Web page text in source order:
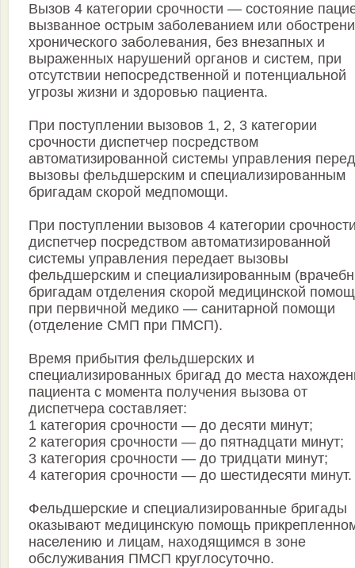
Вызов 4 категории срочности — состояние
вызванное острым заболеванием или
хронического заболевания, без внезапных и
выраженных нарушений органов и систем, при
отсутствии непосредственной и потенциальной
угрозы жизни и здоровью пациента.
При поступлении вызовов 1, 2, 3 категории
срочности диспетчер посредством
автоматизированной системы управления
вызовы фельдшерским и специализированным
бригадам скорой медпомощи.
При поступлении вызовов 4 категории
диспетчер посредством автоматизированной
системы управления передает вызовы
фельдшерским и специализированным
бригадам отделения скорой медицинской
при первичной медико — санитарной помощи
(отделение СМП при ПМСП).
Время прибытия фельдшерских и
специализированных бригад до места
пациента с момента получения вызова от
диспетчера составляет:
1 категория срочности — до десяти минут;
2 категория срочности — до пятнадцати минут;
3 категория срочности — до тридцати минут;
4 категория срочности — до шестидесяти минут.
Фельдшерские и специализированные бригады
оказывают медицинскую помощь
населению и лицам, находящимся в зоне
обслуживания ПМСП круглосуточно.